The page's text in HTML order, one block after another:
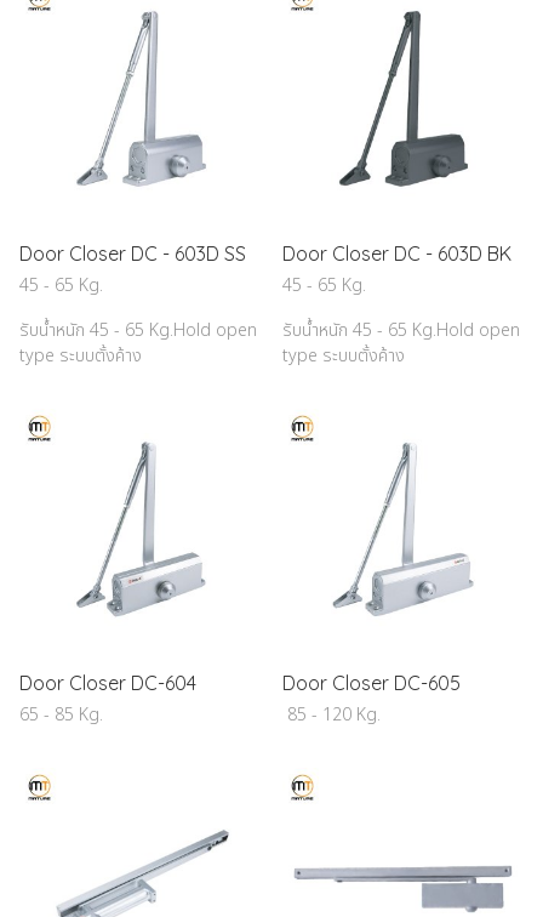
Door Closer DC - 603D SS
45 - 65 Kg.
รับน้ำหนัก 45 - 65 Kg.Hold open
type ระบบตั้งค้าง
Door Closer DC - 603D BK
45 - 65 Kg.
รับน้ำหนัก 45 - 65 Kg.Hold open
type ระบบตั้งค้าง
Door Closer DC-604
65 - 85 Kg.
Door Closer DC-605
85 - 120 Kg.